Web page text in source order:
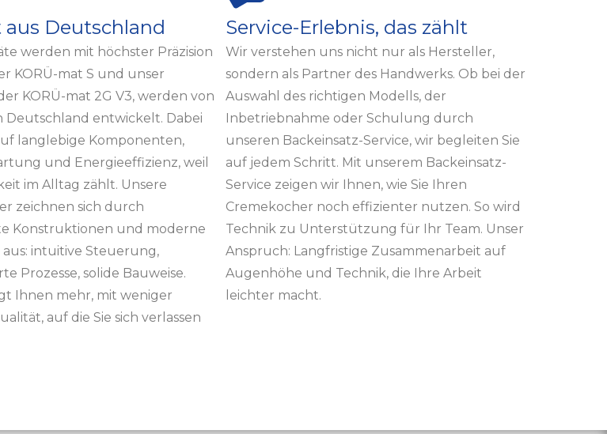
Deutschland
werden mit höchster Präzision
KORÜ-mat S und unser
KORÜ-mat 2G V3, werden von
Deutschland entwickelt. Dabei
langlebige Komponenten,
und Energieeffizienz, weil
im Alltag zählt. Unsere
zeichnen sich durch
Konstruktionen und moderne
intuitive Steuerung,
Prozesse, solide Bauweise.
Ihnen mehr, mit weniger
auf die Sie sich verlassen
Service-Erlebnis, das zählt
Wir verstehen uns nicht nur als Hersteller,
sondern als Partner des Handwerks. Ob bei der
Auswahl des richtigen Modells, der
Inbetriebnahme oder Schulung durch
unseren Backeinsatz-Service, wir begleiten Sie
auf jedem Schritt. Mit unserem Backeinsatz-
Service zeigen wir Ihnen, wie Sie Ihren
Cremekocher noch effizienter nutzen. So wird
Technik zu Unterstützung für Ihr Team. Unser
Anspruch: Langfristige Zusammenarbeit auf
Augenhöhe und Technik, die Ihre Arbeit
leichter macht.